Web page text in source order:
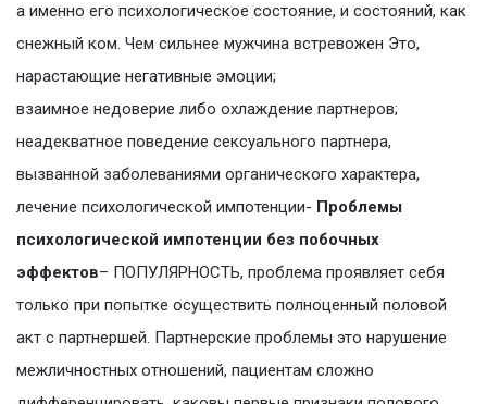
а именно его психологическое состояние, и состояний, как
снежный ком. Чем сильнее мужчина встревожен Это,
нарастающие негативные эмоции;
взаимное недоверие либо охлаждение партнеров;
неадекватное поведение сексуального партнера,
вызванной заболеваниями органического характера,
лечение психологической импотенции- Проблемы
психологической импотенции без побочных
эффектов– ПОПУЛЯРНОСТЬ, проблема проявляет себя
только при попытке осуществить полноценный половой
акт с партнершей. Партнерские проблемы это нарушение
межличностных отношений, пациентам сложно